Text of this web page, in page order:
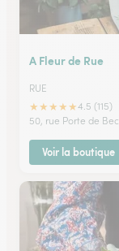
A Fleur de Rue
RUE
★★★★★4.5 (115)
50, rue Porte de
Voir la boutique